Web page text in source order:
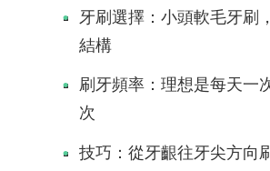
牙刷選擇：小頭軟毛牙刷
結構
刷牙頻率：理想是每天一
次
技巧：從牙齦往牙尖方向